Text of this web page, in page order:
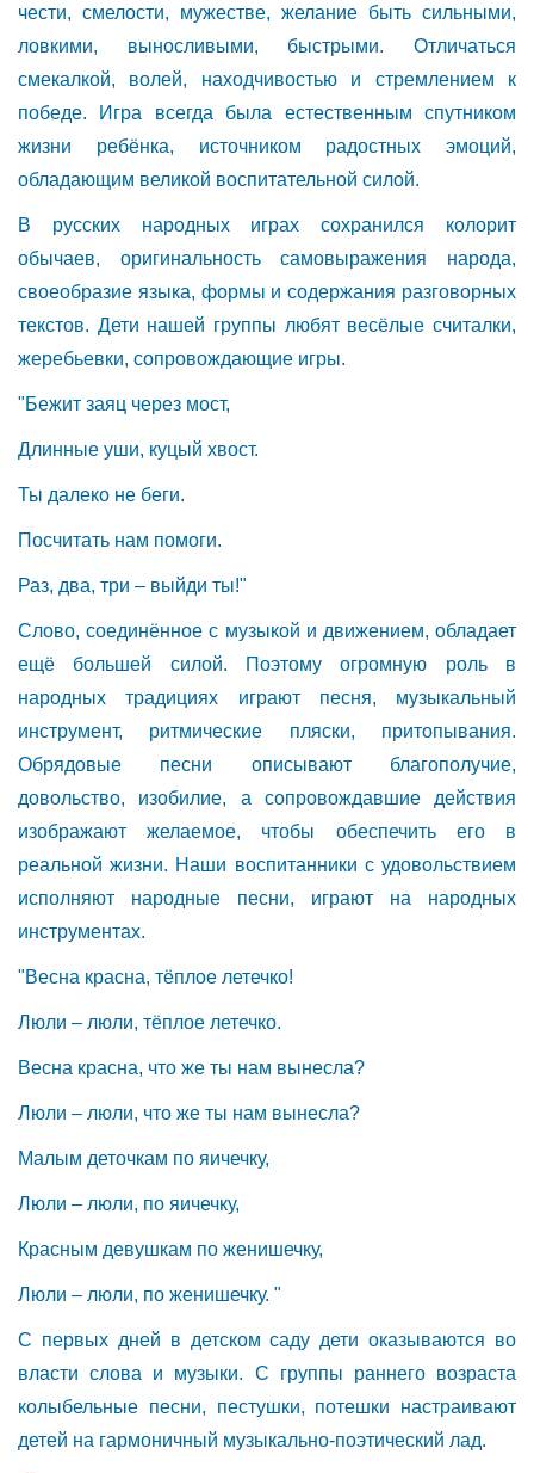
чести, смелости, мужестве, желание быть сильными,
ловкими, выносливыми, быстрыми. Отличаться
смекалкой, волей, находчивостью и стремлением к
победе. Игра всегда была естественным спутником
жизни ребёнка, источником радостных эмоций,
обладающим великой воспитательной силой.
В русских народных играх сохранился колорит
обычаев, оригинальность самовыражения народа,
своеобразие языка, формы и содержания разговорных
текстов. Дети нашей группы любят весёлые считалки,
жеребьевки, сопровождающие игры.
"Бежит заяц через мост,
Длинные уши, куцый хвост.
Ты далеко не беги.
Посчитать нам помоги.
Раз, два, три – выйди ты!"
Слово, соединённое с музыкой и движением, обладает
ещё большей силой. Поэтому огромную роль в
народных традициях играют песня, музыкальный
инструмент, ритмические пляски, притопывания.
Обрядовые песни описывают благополучие,
довольство, изобилие, а сопровождавшие действия
изображают желаемое, чтобы обеспечить его в
реальной жизни. Наши воспитанники с удовольствием
исполняют народные песни, играют на народных
инструментах.
"Весна красна, тёплое летечко!
Люли – люли, тёплое летечко.
Весна красна, что же ты нам вынесла?
Люли – люли, что же ты нам вынесла?
Малым деточкам по яичечку,
Люли – люли, по яичечку,
Красным девушкам по женишечку,
Люли – люли, по женишечку. "
С первых дней в детском саду дети оказываются во
власти слова и музыки. С группы раннего возраста
колыбельные песни, пестушки, потешки настраивают
детей на гармоничный музыкально-поэтический лад.